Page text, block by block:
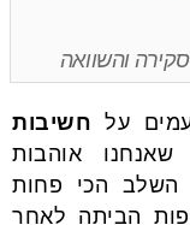
והשוואה
על חשיבות
אוהבות
הכי פחות
הביתה לאחר